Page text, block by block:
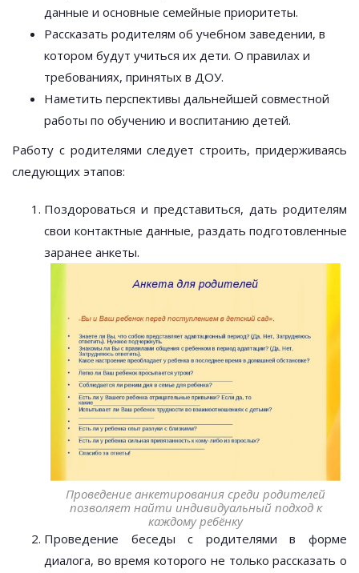
данные и основные семейные приоритеты.
Рассказать родителям об учебном заведении, в
котором будут учиться их дети. О правилах и
требованиях, принятых в ДОУ.
Наметить перспективы дальнейшей совместной
работы по обучению и воспитанию детей.
Работу с родителями следует строить, придерживаясь
следующих этапов:
Поздороваться и представиться, дать родителям
свои контактные данные, раздать подготовленные
заранее анкеты.
Проведение анкетирования среди родителей
позволяет найти индивидуальный подход к
каждому ребёнку
Проведение беседы с родителями в форме
диалога, во время которого не только рассказать о